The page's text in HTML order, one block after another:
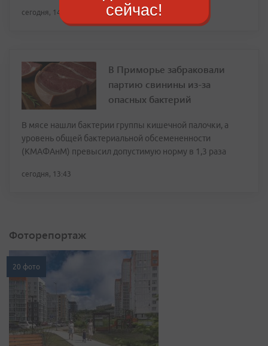
сегодня, 14:25
В Приморье забраковали
партию свинины из-за
опасных бактерий
В мясе нашли бактерии группы кишечной палочки, а
уровень общей бактериальной обсемененности
(КМАФАнМ) превысил допустимую норму в 1,3 раза
сегодня, 13:43
Фоторепортаж
20 фото
сейчас!